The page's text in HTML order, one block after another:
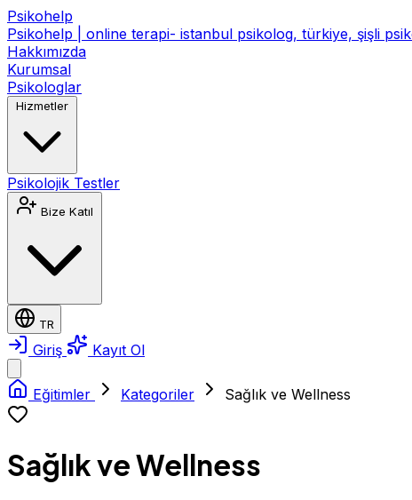
Psikohelp
Psikohelp | online terapi- istanbul psikolog, türkiye, şişli
Hakkımızda
Kurumsal
Psikologlar
Hizmetler
Psikolojik Testler
Bize Katıl
TR
Giriş Kayıt Ol
Eğitimler Kategoriler Sağlık ve Wellness
Sağlık ve Wellness